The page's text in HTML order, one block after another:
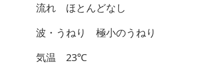
流れ ほとんどなし
波・うねり 極小のうねり
気温 23℃